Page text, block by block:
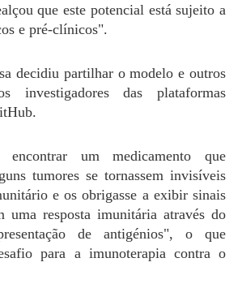
que este potencial está sujeito a
e pré-clínicos".
decidiu partilhar o modelo e outros
investigadores das plataformas
um medicamento que
tumores se tornassem invisíveis
e os obrigasse a exibir sinais
uma resposta imunitária através do
de antigénios", o que
para a imunoterapia contra o